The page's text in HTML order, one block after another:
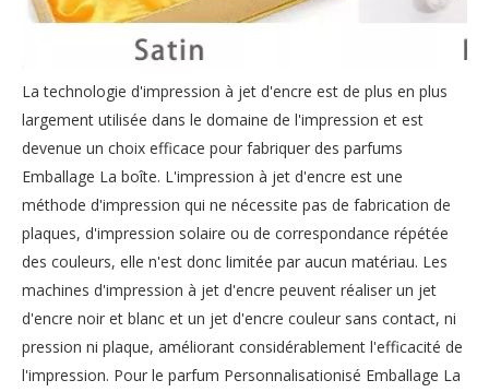
La technologie d'impression à jet d'encre est de plus en plus
largement utilisée dans le domaine de l'impression et est
devenue un choix efficace pour fabriquer des parfums
Emballage La boîte. L'impression à jet d'encre est une
méthode d'impression qui ne nécessite pas de fabrication de
plaques, d'impression solaire ou de correspondance répétée
des couleurs, elle n'est donc limitée par aucun matériau. Les
machines d'impression à jet d'encre peuvent réaliser un jet
d'encre noir et blanc et un jet d'encre couleur sans contact, ni
pression ni plaque, améliorant considérablement l'efficacité de
l'impression. Pour le parfum Personnalisationisé Emballage La